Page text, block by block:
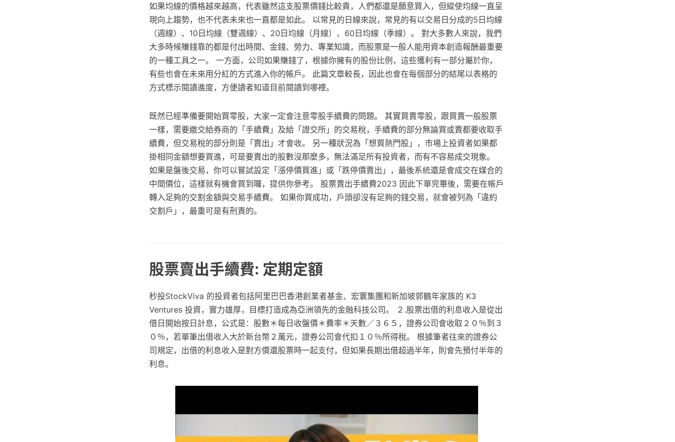
如果均線的價格越來越高，代表雖然這支股票價錢比較貴，人們都還是願意買入，但縱使均線一直呈
現向上趨勢，也不代表未來也一直都是如此。 以常見的日線來說，常見的有以交易日分成的5日均線
（週線）、10日均線（雙週線）、20日均線（月線）、60日均線（季線）。 對大多數人來說，我們
大多時候賺錢靠的都是付出時間、金錢、勞力、專業知識，而股票是一般人能用資本創造報酬最重要
的一種工具之一。 一方面，公司如果賺錢了，根據你擁有的股份比例，這些獲利有一部分屬於你，
有些也會在未來用分紅的方式進入你的帳戶。 此篇文章較長，因此也會在每個部分的結尾以表格的
方式標示閱讀進度，方便讀者知道目前閱讀到哪裡。
既然已經準備要開始買零股，大家一定會注意零股手續費的問題。 其實買賣零股，跟買賣一般股票
一樣，需要繳交給券商的「手續費」及給「證交所」的交易稅，手續費的部分無論買或賣都要收取手
續費，但交易稅的部分則是「賣出」才會收。 另一種狀況為「想買熱門股」，市場上投資者如果都
掛相同金額想要買進，可是要賣出的股數沒那麼多，無法滿足所有投資者，而有不容易成交現象。
如果是盤後交易，你可以嘗試設定「漲停價買進」或「跌停價賣出」，最後系統還是會成交在媒合的
中間價位，這樣就有機會買到囉，提供你參考。 股票賣出手續費2023 因此下單完畢後，需要在帳戶
轉入足夠的交割金額與交易手續費。 如果你買成功，戶頭卻沒有足夠的錢交易，就會被列為「違約
交割戶」，最重可是有刑責的。
股票賣出手續費: 定期定額
秒投StockViva 的投資者包括阿里巴巴香港創業者基金、宏寰集團和新加坡郭鶴年家族的 K3
Ventures 投資，實力雄厚，目標打造成為亞洲領先的金融科技公司。 ２.股票出借的利息收入是從出
借日開始按日計息，公式是：股數＊每日收盤價＊費率＊天數／３６５，證券公司會收取２０％到３
０％，若單筆出借收入大於新台幣２萬元，證券公司會代扣１０％所得稅。 根據筆者往來的證券公
司規定，出借的利息收入是對方償還股票時一起支付，但如果長期出借超過半年，則會先預付半年的
利息。